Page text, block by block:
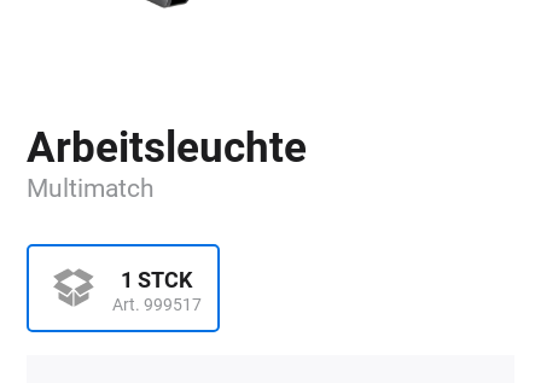
Arbeitsleuchte
Multimatch
1 STCK
Art. 999517